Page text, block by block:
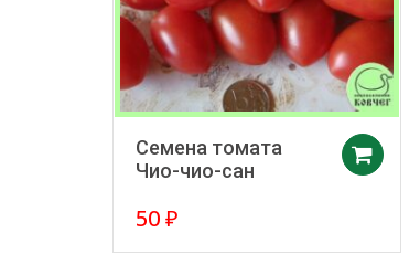
Семена томата
Чио-чио-сан
50₽